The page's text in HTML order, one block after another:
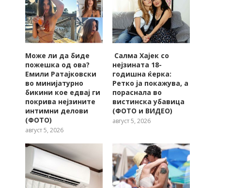
Може ли да биде
пожешкa од ова?
Емили Ратајковски
во минијатурно
бикини кое едвај ги
покрива нејзините
интимни делови
(ФОТО)
август 5, 2026
Салма Хајек со
нејзината 18-
годишна ќерка:
Ретко ја покажува, a
пораснала во
вистинска убавица
(ФОТО и ВИДЕО)
август 5, 2026